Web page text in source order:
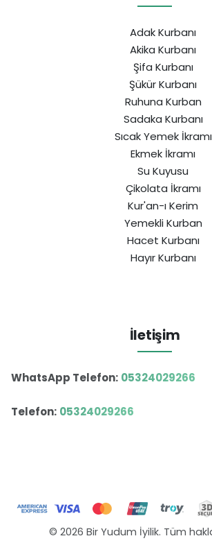
Adak Kurbanı
Akika Kurbanı
Şifa Kurbanı
Şükür Kurbanı
Ruhuna Kurban
Sadaka Kurbanı
Sıcak Yemek İkramı
Ekmek İkramı
Su Kuyusu
Çikolata İkramı
Kur'an-ı Kerim
Yemekli Kurban
Hacet Kurbanı
Hayır Kurbanı
İletişim
WhatsApp Telefon: 05324029266
Telefon: 05324029266
© 2026 Bir Yudum İyilik. Tüm